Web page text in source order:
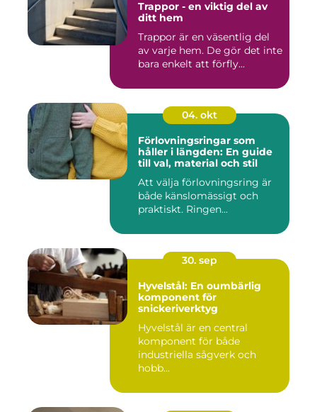
Trappor - en viktig del av
ditt hem
Trappor är en väsentlig del
av varje hem. De gör det inte
bara enkelt att förfly...
04. okt
Förlovningsringar som
håller i längden: En guide
till val, material och stil
Att välja förlovningsring är
både känslomässigt och
praktiskt. Ringen...
30. sep
Hyvelstål: En oumbärlig
komponent för
snickeriverktyg
Hyvelstål är en central
komponent för både
industriella sågverk och
hobb...